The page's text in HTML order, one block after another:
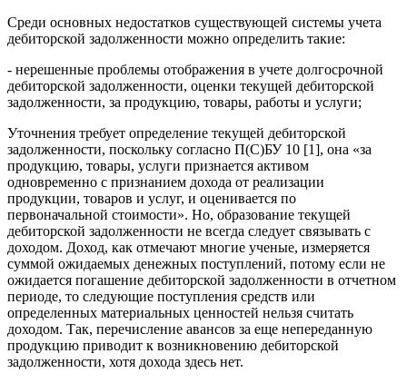
Среди основных недостатков существующей системы учета
дебиторской задолженности можно определить такие:
- нерешенные проблемы отображения в учете долгосрочной
дебиторской задолженности, оценки текущей дебиторской
задолженности, за продукцию, товары, работы и услуги;
Уточнения требует определение текущей дебиторской
задолженности, поскольку согласно П(С)БУ 10 [1], она «за
продукцию, товары, услуги признается активом
одновременно с признанием дохода от реализации
продукции, товаров и услуг, и оценивается по
первоначальной стоимости». Но, образование текущей
дебиторской задолженности не всегда следует связывать с
доходом. Доход, как отмечают многие ученые, измеряется
суммой ожидаемых денежных поступлений, потому если не
ожидается погашение дебиторской задолженности в отчетном
периоде, то следующие поступления средств или
определенных материальных ценностей нельзя считать
доходом. Так, перечисление авансов за еще непереданную
продукцию приводит к возникновению дебиторской
задолженности, хотя дохода здесь нет.